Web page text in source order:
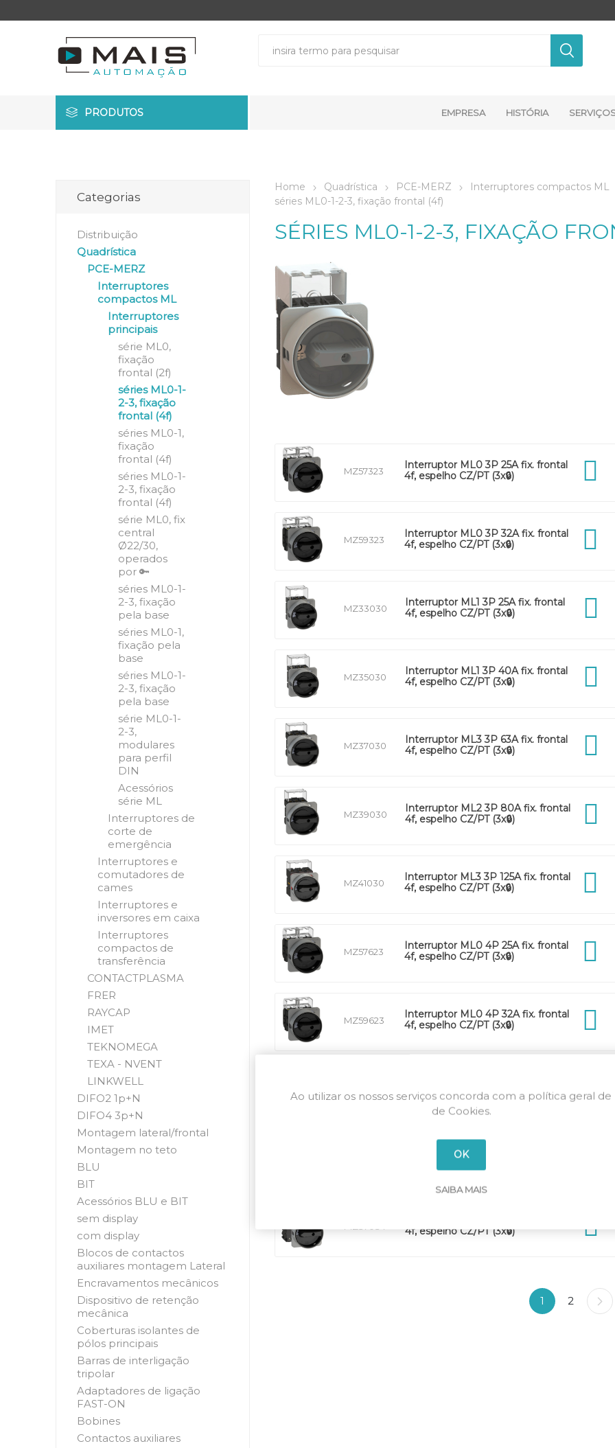
PRODUTOS EMPRESA HISTÓRIA
Home Quadrística PCE-MERZ
Interruptores compactos ML
séries ML0-1-2-3, fixação frontal (4f)
SÉRIES ML0-1-2-3, FIXAÇÃO
MZ57323
Interruptor ML0 3P 25A fix. frontal
4f, espelho CZ/PT (3x🔒)
MZ59323
Interruptor ML0 3P 32A fix. frontal
4f, espelho CZ/PT (3x🔒)
MZ33030
Interruptor ML1 3P 25A fix. frontal
4f, espelho CZ/PT (3x🔒)
MZ35030
Interruptor ML1 3P 40A fix. frontal
4f, espelho CZ/PT (3x🔒)
MZ37030
Interruptor ML3 3P 63A fix. frontal
4f, espelho CZ/PT (3x🔒)
MZ39030
Interruptor ML2 3P 80A fix. frontal
4f, espelho CZ/PT (3x🔒)
MZ41030
Interruptor ML3 3P 125A fix. frontal
4f, espelho CZ/PT (3x🔒)
MZ57623
Interruptor ML0 4P 25A fix. frontal
4f, espelho CZ/PT (3x🔒)
MZ59623
Interruptor ML0 4P 32A fix. frontal
4f, espelho CZ/PT (3x🔒)
4f, espelho CZ/PT (3x🔒)
Interruptor ML1 4P 40A fix. frontal
4f, espelho CZ/PT (3x🔒)
4f, espelho CZ/PT (3x🔒)
1 2
Categorias
Distribuição
Quadrística
PCE-MERZ
Interruptores
compactos ML
Interruptores
principais
série ML0,
fixação
frontal (2f)
séries ML0-1-
2-3, fixação
frontal (4f)
séries ML0-1,
fixação
frontal (4f)
séries ML0-1-
2-3, fixação
frontal (4f)
série ML0, fix
central
Ø22/30,
operados
por 🔑
séries ML0-1-
2-3, fixação
pela base
séries ML0-1,
fixação pela
base
séries ML0-1-
2-3, fixação
pela base
série ML0-1-
2-3,
modulares
para perfil
DIN
Acessórios
série ML
Interruptores de
corte de
emergência
Interruptores e
comutadores de
cames
Interruptores e
inversores em caixa
Interruptores
compactos de
transferência
CONTACTPLASMA
FRER
RAYCAP
IMET
TEKNOMEGA
TEXA - NVENT
LINKWELL
DIFO2 1p+N
DIFO4 3p+N
Montagem lateral/frontal
Montagem no teto
BLU
BIT
Acessórios BLU e BIT
sem display
com display
Blocos de contactos
auxiliares montagem Lateral
Encravamentos mecânicos
Dispositivo de retenção
mecânica
Coberturas isolantes de
pólos principais
Barras de interligação
tripolar
Adaptadores de ligação
FAST-ON
Bobines
Contactos auxiliares
Ao utilizar os nossos serviços concorda com a política geral de
de Cookies.
OK
SAIBA MAIS